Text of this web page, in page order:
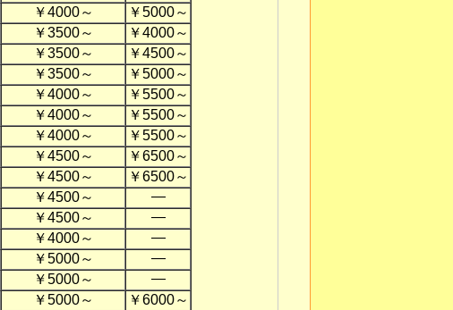
￥4000～
￥5000～
￥3500～
￥4000～
￥3500～
￥4500～
￥3500～
￥5000～
￥4000～
￥5500～
￥4000～
￥5500～
￥4000～
￥5500～
￥4500～
￥6500～
￥4500～
￥6500～
￥4500～
―
￥4500～
―
￥4000～
―
￥5000～
―
￥5000～
―
￥5000～
￥6000～